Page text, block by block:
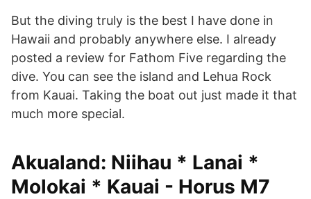
But the diving truly is the best I have done in
Hawaii and probably anywhere else. I already
posted a review for Fathom Five regarding the
dive. You can see the island and Lehua Rock
from Kauai. Taking the boat out just made it that
much more special.
Akualand: Niihau * Lanai *
Molokai * Kauai - Horus M7